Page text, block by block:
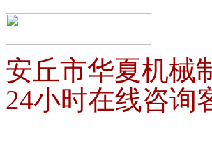
安丘市华夏机械
24小时在线咨询